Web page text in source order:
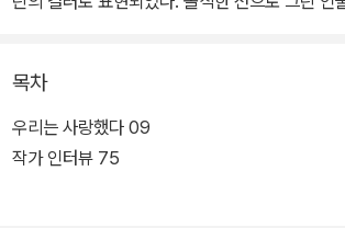
목차
우리는 사랑했다 09
작가 인터뷰 75